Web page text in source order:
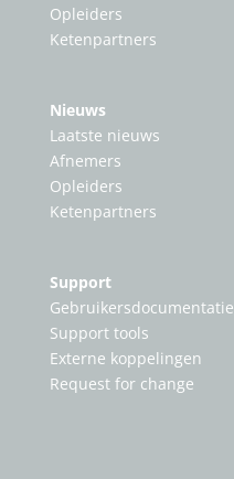
Opleiders
Ketenpartners
Nieuws
Laatste nieuws
Afnemers
Opleiders
Ketenpartners
Support
Gebruikersdocumentatie
Support tools
Externe koppelingen
Request for change